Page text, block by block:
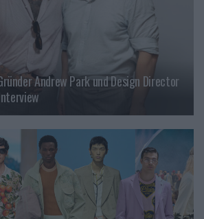
Andrew Park und Design Director